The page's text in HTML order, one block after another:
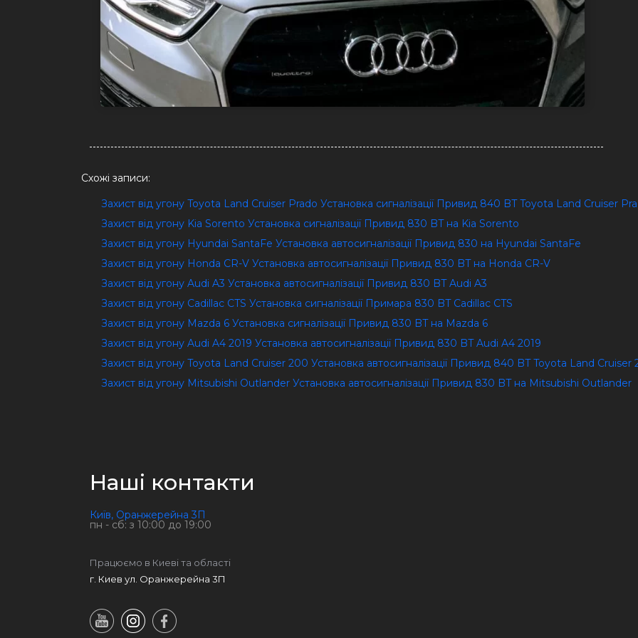
Схожі записи:
Захист від угону Toyota Land Cruiser Prado Установка сигналізації Привид 840 BT Toyota Land Cruiser
Захист від угону Kia Sorento Установка сигналізації Привид 830 BT на Kia Sorento
Захист від угону Hyundai SantaFe Установка автосигналізації Привид 830 на Hyundai SantaFe
Захист від угону Honda CR-V Установка автосигналізації Привид 830 BT на Honda CR-V
Захист від угону Audi A3 Установка автосигналізації Привид 830 BT Audi A3
Захист від угону Cadillac CTS Установка сигналізації Примара 830 BT Сadillac CTS
Захист від угону Mazda 6 Установка сигналізації Привид 830 BT на Mazda 6
Захист від угону Audi A4 2019 Установка автосигналізації Привид 830 BT Audi A4 2019
Захист від угону Toyota Land Cruiser 200 Установка автосигналізації Привид 840 BT Toyota Land Cruiser
Захист від угону Mitsubishi Outlander Установка автосигналізації Привид 830 BT на Mitsubishi Outlander
Наші контакти
Київ, Оранжерейна 3П
пн - сб: з 10:00 до 19:00
Працюємо в Киеві та області
г. Киев ул. Оранжерейна 3П